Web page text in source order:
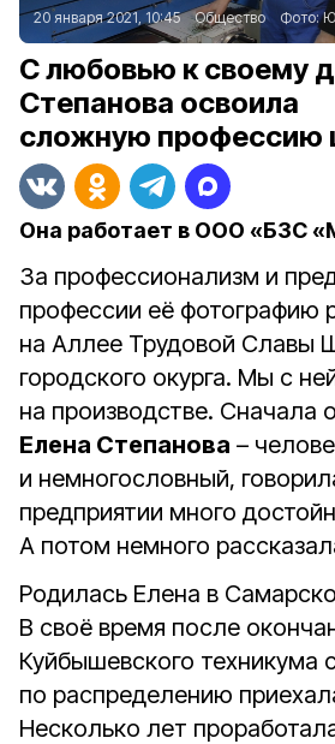
20 января 2021, 10:45 Общество Фото:
С любовью к своему
Степанова освоила
сложную профессию
Она работает в ООО «БЗС
За профессионализм и
профессии её фотографию
на Аллее Трудовой Славы
городского окурга. Мы с
на производстве. Сначала
Елена Степанова –
и немногословный,
предприятии много
А потом немного
Родилась Елена в
В своё время после
Куйбышевского техникума
по распределению
Несколько лет